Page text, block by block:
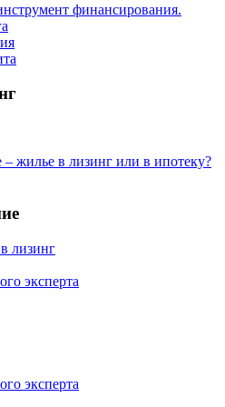
финансирования.
– жилье в лизинг или в ипотеку?
лизинг
эксперта
эксперта